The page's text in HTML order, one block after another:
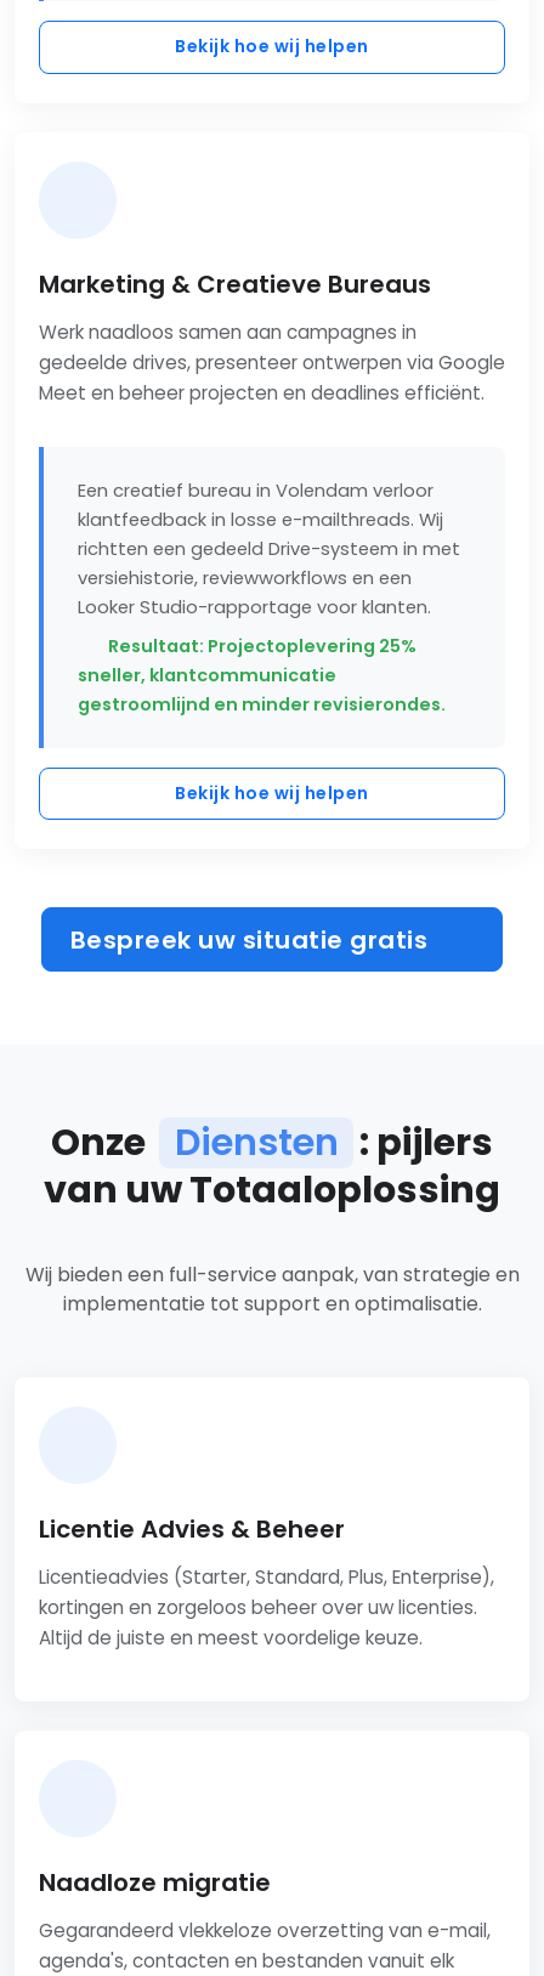
Bekijk hoe wij helpen
Marketing & Creatieve Bureaus
Werk naadloos samen aan campagnes in
gedeelde drives, presenteer ontwerpen via Google
Meet en beheer projecten en deadlines efficiënt.
Een creatief bureau in Volendam verloor
klantfeedback in losse e-mailthreads. Wij
richtten een gedeeld Drive-systeem in met
versiehistorie, reviewworkflows en een
Looker Studio-rapportage voor klanten.
Resultaat: Projectoplevering 25%
sneller, klantcommunicatie
gestroomlijnd en minder revisierondes.
Bekijk hoe wij helpen
Bespreek uw situatie gratis
Onze Diensten : pijlers
van uw Totaaloplossing
Ons dienstenaanbod
Wij bieden een full-service aanpak, van strategie en
implementatie tot support en optimalisatie.
Licentie Advies & Beheer
Licentieadvies (Starter, Standard, Plus, Enterprise),
kortingen en zorgeloos beheer over uw licenties.
Altijd de juiste en meest voordelige keuze.
Naadloze migratie
Gegarandeerd vlekkeloze overzetting van e-mail,
agenda's, contacten en bestanden vanuit elk